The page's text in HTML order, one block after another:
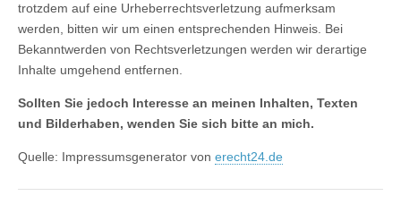
trotzdem auf eine Urheberrechtsverletzung aufmerksam
werden, bitten wir um einen entsprechenden Hinweis. Bei
Bekanntwerden von Rechtsverletzungen werden wir derartige
Inhalte umgehend entfernen.
Sollten Sie jedoch Interesse an meinen Inhalten, Texten
und Bilderhaben, wenden Sie sich bitte an mich.
Quelle: Impressumsgenerator von erecht24.de